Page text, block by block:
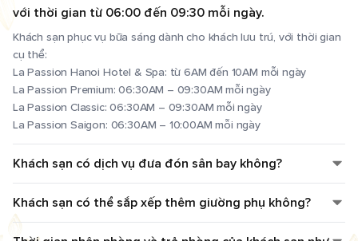
với thời gian từ 06:00 đến 09:30 mỗi ngày.
Khách sạn phục vụ bữa sáng dành cho khách lưu trú, với thời gian
cụ thể:
La Passion Hanoi Hotel & Spa: từ 6AM đến 10AM mỗi ngày
La Passion Premium: 06:30AM – 09:30AM mỗi ngày
La Passion Classic: 06:30AM – 09:30AM mỗi ngày
La Passion Saigon: 06:30AM – 10:00AM mỗi ngày
Khách sạn có dịch vụ đưa đón sân bay không?
Khách sạn có thể sắp xếp thêm giường phụ không?
Thời gian nhận phòng và trả phòng của khách sạn như